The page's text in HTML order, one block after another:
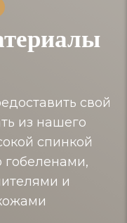
свой
из нашего
спинкой
гобеленами,
и